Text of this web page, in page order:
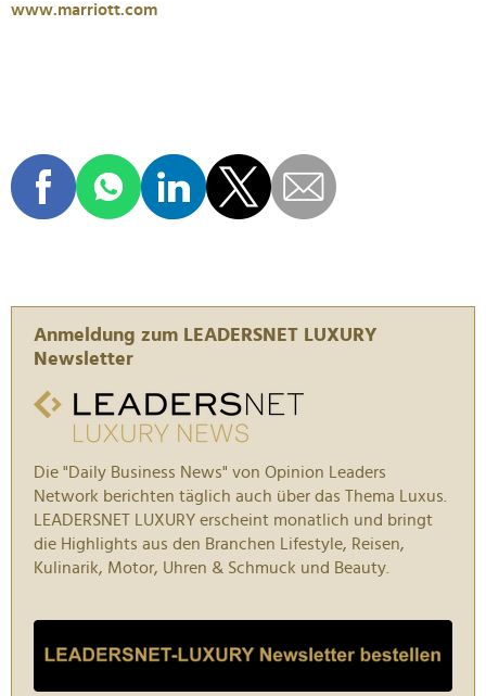
www.marriott.com
Anmeldung zum LEADERSNET LUXURY
Newsletter
Die "Daily Business News" von Opinion Leaders
Network berichten täglich auch über das Thema Luxus.
LEADERSNET LUXURY erscheint monatlich und bringt
die Highlights aus den Branchen Lifestyle, Reisen,
Kulinarik, Motor, Uhren & Schmuck und Beauty.